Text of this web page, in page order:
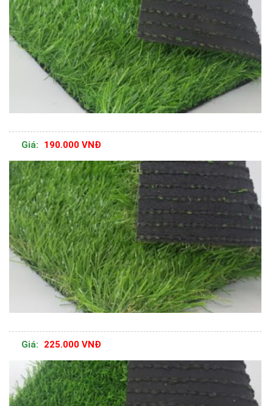
Giá: 190.000 VNĐ
Giá: 225.000 VNĐ